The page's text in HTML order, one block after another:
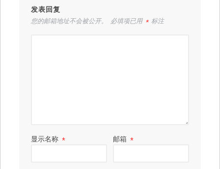
发表回复
您的邮箱地址不会被公开。 必填项已用 *标注
显示名称 * 邮箱*